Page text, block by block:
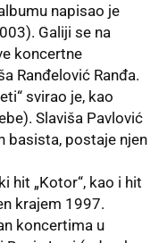
napisao je
Galiji se na
koncertne
Ranđelović Ranđa.
svirao je, kao
Slaviša Pavlović
basista, postaje njen
hit „Kotor“, kao i hit
krajem 1997.
koncertima u